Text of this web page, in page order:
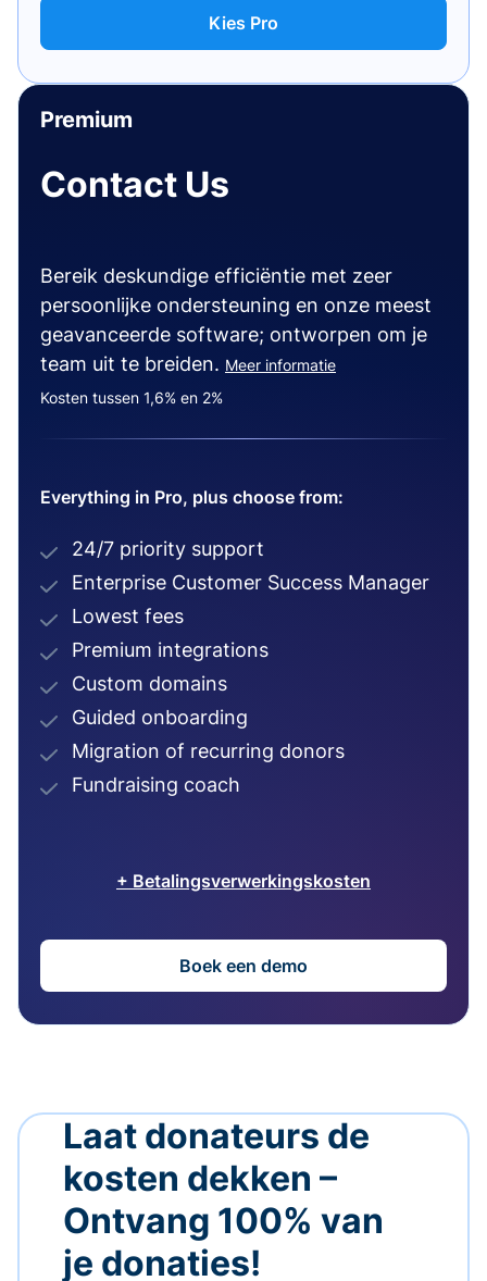
Kies Pro
Premium
Contact Us
Bereik deskundige efficiëntie met zeer
persoonlijke ondersteuning en onze meest
geavanceerde software; ontworpen om je
team uit te breiden. Meer informatie
Kosten tussen 1,6% en 2%
Everything in Pro, plus choose from:
24/7 priority support
Enterprise Customer Success Manager
Lowest fees
Premium integrations
Custom domains
Guided onboarding
Migration of recurring donors
Fundraising coach
+ Betalingsverwerkingskosten
Boek een demo
Laat donateurs de
kosten dekken –
Ontvang 100% van
je donaties!